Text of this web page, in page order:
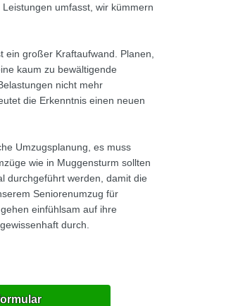
umfasst, wir kümmern
ein großer Kraftaufwand. Planen,
kaum zu bewältigende
nicht mehr
die Erkenntnis einen neuen
Umzugsplanung, es muss
wie in Muggensturm sollten
durchgeführt werden, damit die
Seniorenumzug für
einfühlsam auf ihre
durch.